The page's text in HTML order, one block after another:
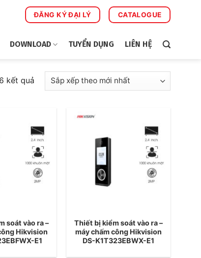
ĐĂNG KÝ ĐẠI LÝ CATALOGUE
DOWNLOAD TUYỂN DỤNG LIÊN HỆ
kết quảĐã
sắp
mới
nhất
soát vào ra –
Hikvision
E1
Thiết bị kiểm soát vào ra –
máy chấm công Hikvision
DS-K1T323EBWX-E1